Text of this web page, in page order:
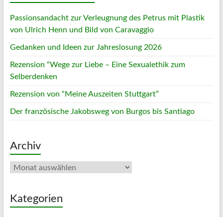
Passionsandacht zur Verleugnung des Petrus mit Plastik
von Ulrich Henn und Bild von Caravaggio
Gedanken und Ideen zur Jahreslosung 2026
Rezension “Wege zur Liebe – Eine Sexualethik zum
Selberdenken
Rezension von “Meine Auszeiten Stuttgart”
Der französische Jakobsweg von Burgos bis Santiago
Archiv
Archiv
Kategorien